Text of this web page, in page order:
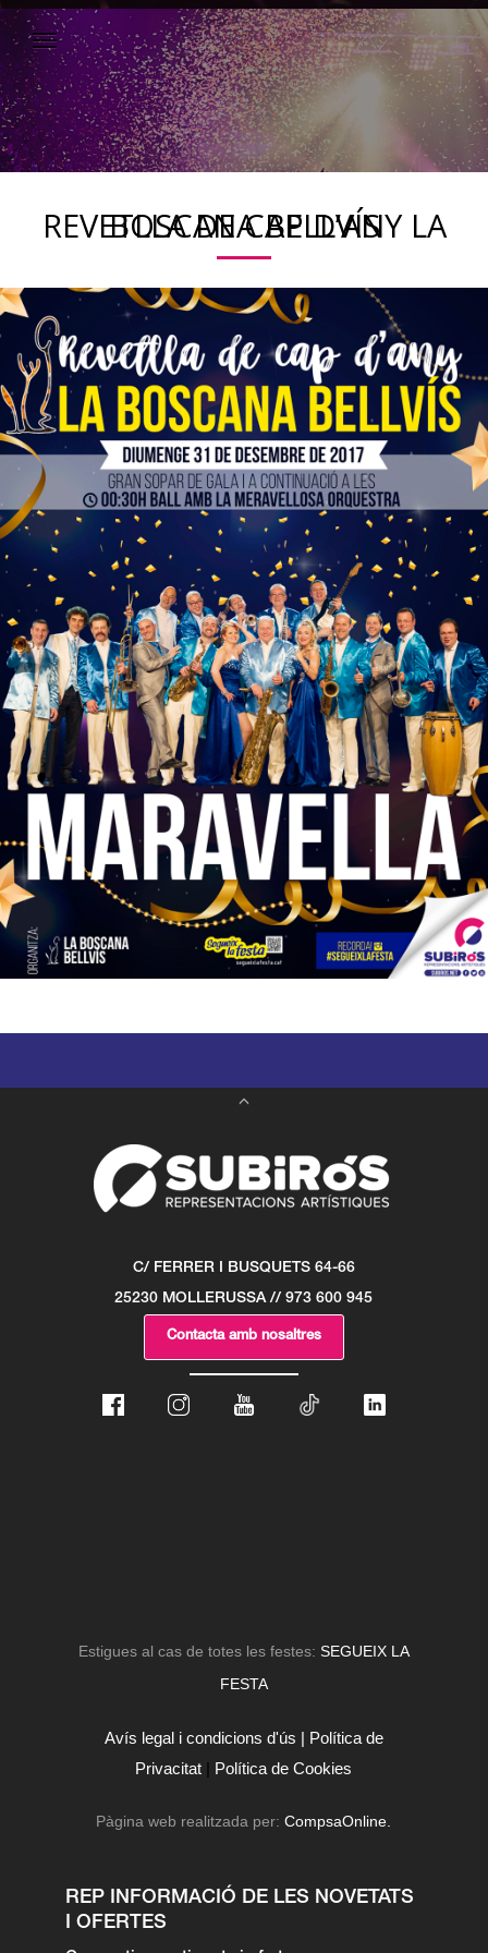
REVETLLA DE CAP D’ANY LA BOSCANA BELLVÍS
C/ FERRER I BUSQUETS 64-66
25230 MOLLERUSSA // 973 600 945
Contacta amb nosaltres
Estigues al cas de totes les festes: SEGUEIX LA
FESTA
Avís legal i condicions d'ús | Política de
Privacitat | Política de Cookies
Pàgina web realitzada per:CompsaOnline.
REP INFORMACIÓ DE LES NOVETATS
I OFERTES